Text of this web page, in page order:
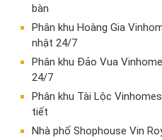
bàn
Phân khu Hoàng Gia
nhật 24/7
Phân khu Đảo Vua
24/7
Phân khu Tài Lộc
tiết
Nhà phố Shophouse Vin